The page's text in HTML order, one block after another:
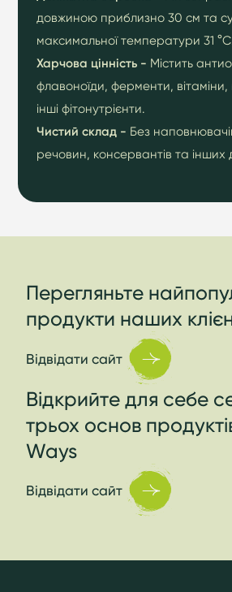
довжиною приблизно 30 см та
максимальної температури 31
Харчова цінність - Містить
флавоноїди, ферменти,
інші фітонутрієнти.
Чистий склад - Без
речовин, консервантів та інших
Перегляньте
продукти наших
Відвідати сайт
Відкрийте для себе
трьох основ
Ways
Відвідати сайт